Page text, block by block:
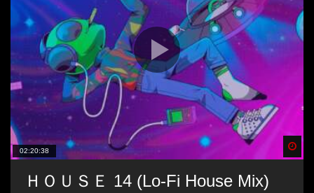
02:20:38
ＨＯＵＳＥ 14 (Lo-Fi House Mix)